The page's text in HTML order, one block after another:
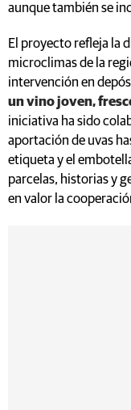
aunque también se
El proyecto refleja la
microclimas de la
intervención en
un vino joven,
iniciativa ha sido
aportación de uvas
etiqueta y el
parcelas, historias y
en valor la